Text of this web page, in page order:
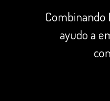
Combinando
ayudo a